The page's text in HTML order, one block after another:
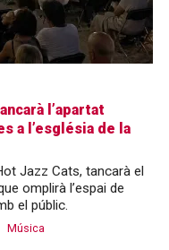
l’apartat
a l’església de la
Jazz Cats, tancarà el
omplirà l’espai de
el públic.
Música